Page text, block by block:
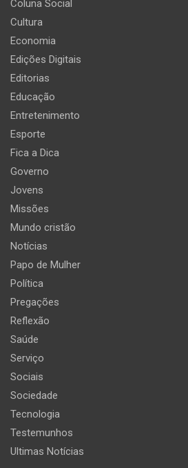
Coluna Social
Cultura
Economia
Edições Digitais
Editorias
Educação
Entretenimento
Esporte
Fica a Dica
Governo
Jovens
Missões
Mundo cristão
Notícias
Papo de Mulher
Política
Pregações
Reflexão
Saúde
Serviço
Sociais
Sociedade
Tecnologia
Testemunhos
Ultimas Notícias